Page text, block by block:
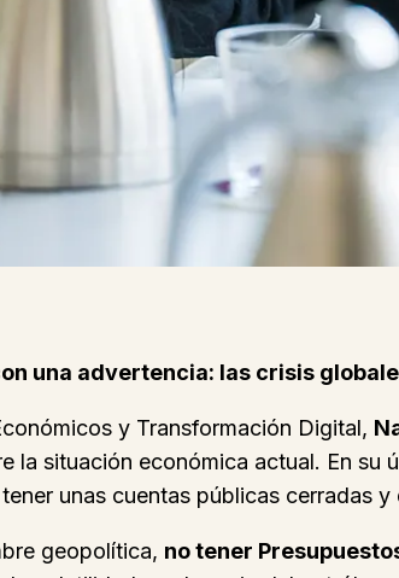
una advertencia: las crisis
y Transformación Digital,
la situación económica actual. En su
unas cuentas públicas cerradas y
geopolítica, no tener